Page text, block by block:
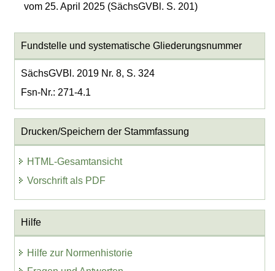
vom 25. April 2025 (SächsGVBl. S. 201)
Fundstelle und systematische Gliederungsnummer
SächsGVBl. 2019 Nr. 8, S. 324
Fsn-Nr.: 271-4.1
Drucken/Speichern der Stammfassung
HTML-Gesamtansicht
Vorschrift als PDF
Hilfe
Hilfe zur Normenhistorie